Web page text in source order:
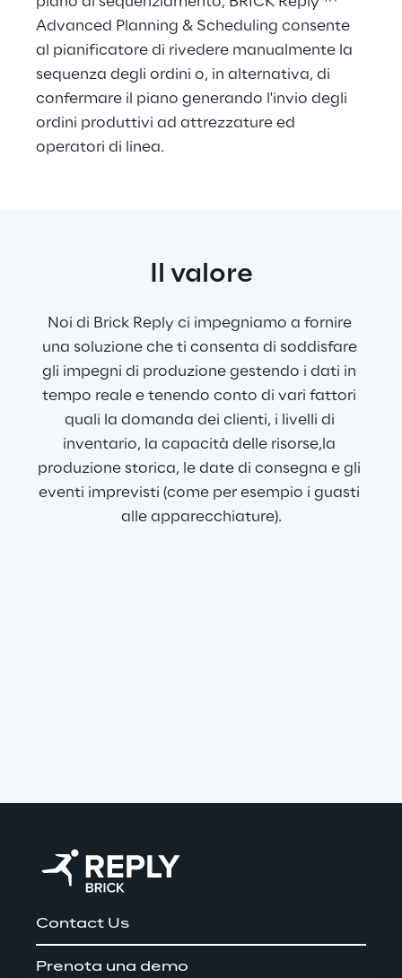
Advanced Planning & Scheduling consente
al pianificatore di rivedere manualmente la
sequenza degli ordini o, in alternativa, di
confermare il piano generando l'invio degli
ordini produttivi ad attrezzature ed
operatori di linea.
Il valore
Noi di Brick Reply ci impegniamo a fornire
una soluzione che ti consenta di soddisfare
gli impegni di produzione gestendo i dati in
tempo reale e tenendo conto di vari fattori
quali la domanda dei clienti, i livelli di
inventario, la capacità delle risorse,la
produzione storica, le date di consegna e gli
eventi imprevisti (come per esempio i guasti
alle apparecchiature).
Contact Us
Prenota una demo